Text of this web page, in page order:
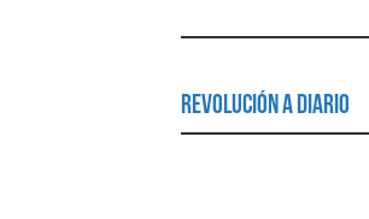
Revolución a Diario